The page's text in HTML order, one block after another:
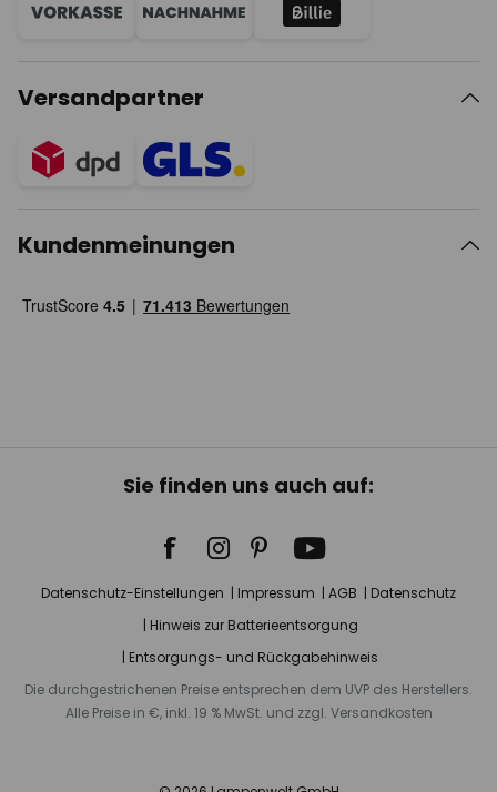
Versandpartner
Kundenmeinungen
Sie finden uns auch auf:
Datenschutz-Einstellungen Impressum AGB
Datenschutz
Hinweis zur Batterieentsorgung
Entsorgungs- und Rückgabehinweis
Die durchgestrichenen Preise entsprechen dem UVP des Herstellers.
Alle Preise in €, inkl. 19 % MwSt. und zzgl. Versandkosten